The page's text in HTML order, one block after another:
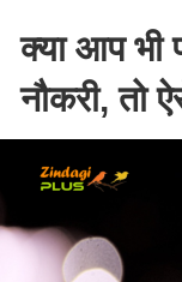
क्या आप भी
नौकरी, तो